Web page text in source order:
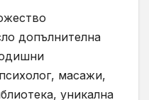
допълнителна
масажи,
уникална